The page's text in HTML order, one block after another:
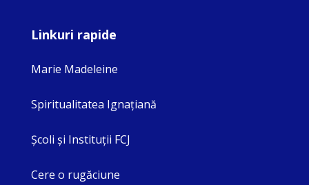
Linkuri rapide
Marie Madeleine
Spiritualitatea Ignaţiană
Şcoli şi Instituţii FCJ
Cere o rugăciune